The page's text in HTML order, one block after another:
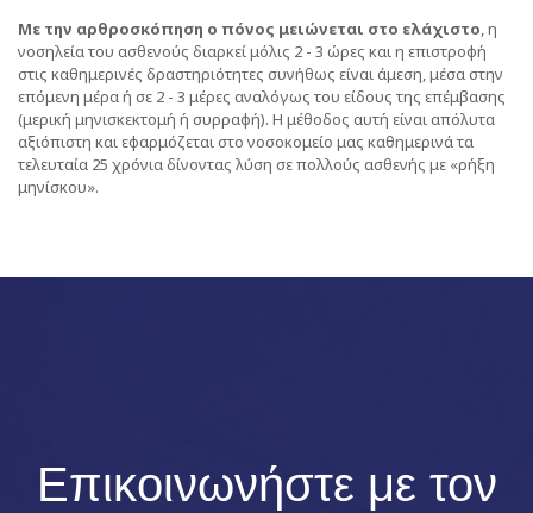
Με την αρθροσκόπηση ο πόνος μειώνεται στο ελάχιστο, η
νοσηλεία του ασθενούς διαρκεί μόλις 2 - 3 ώρες και η επιστροφή
στις καθημερινές δραστηριότητες συνήθως είναι άμεση, μέσα στην
επόμενη μέρα ή σε 2 - 3 μέρες αναλόγως του είδους της επέμβασης
(μερική μηνισκεκτομή ή συρραφή). Η μέθοδος αυτή είναι απόλυτα
αξιόπιστη και εφαρμόζεται στο νοσοκομείο μας καθημερινά τα
τελευταία 25 χρόνια δίνοντας λύση σε πολλούς ασθενής με «ρήξη
μηνίσκου».
Επικοινωνήστε με τον